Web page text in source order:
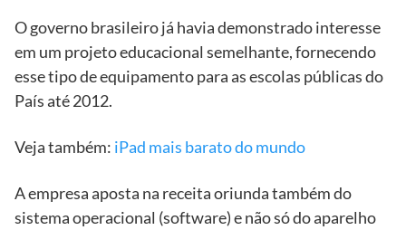
O governo brasileiro já havia demonstrado interesse
em um projeto educacional semelhante, fornecendo
esse tipo de equipamento para as escolas públicas do
País até 2012.
Veja também: iPad mais barato do mundo
A empresa aposta na receita oriunda também do
sistema operacional (software) e não só do aparelho